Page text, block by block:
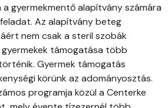
a gyermekmentő alapítvány számára
Az alapítvány beteg
nem csak a steril szobák
támogatása több
Gyermek támogatás
körünk az adományosztás.
programja közül a Centerke